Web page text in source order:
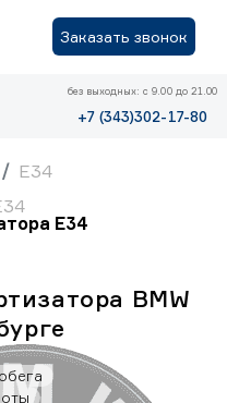
Заказать звонок
без выходных: с 9.00 до 21.00
+7 (343)302-17-80
E34
E34
BMW